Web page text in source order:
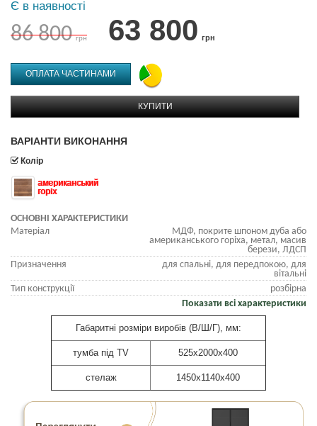
Є в наявності
86 800 грн 63 800 грн
ОПЛАТА ЧАСТИНАМИ
КУПИТИ
ВАРІАНТИ ВИКОНАННЯ
Колір
американський
горіх
ОСНОВНІ ХАРАКТЕРИСТИКИ
Матеріал
МДФ, покрите шпоном дуба або
американського горіха, метал, масив
берези, ЛДСП
Призначення
для спальні, для передпокою, для
вітальні
Тип конструкції
розбірна
Показати всі характеристики
Габаритні розміри виробів (В/Ш/Г), мм:
тумба під TV 525х2000х400
стелаж 1450х1140х400